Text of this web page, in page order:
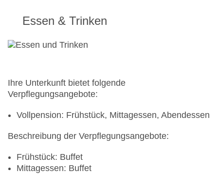
Essen & Trinken
Ihre Unterkunft bietet folgende
Verpflegungsangebote:
Vollpension: Frühstück, Mittagessen, Abendessen
Beschreibung der Verpflegungsangebote:
Frühstück: Buffet
Mittagessen: Buffet